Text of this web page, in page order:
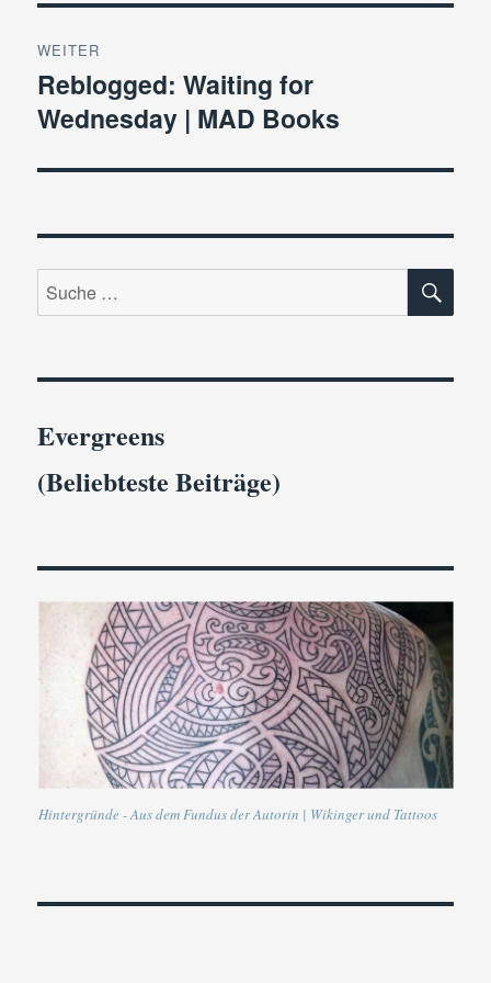
WEITER
Nächster
Beitrag:
Reblogged: Waiting for
Wednesday | MAD Books
Suche
nach:
Evergreens
(Beliebteste Beiträge)
Hintergründe - Aus dem Fundus der Autorin | Wikinger und Tattoos